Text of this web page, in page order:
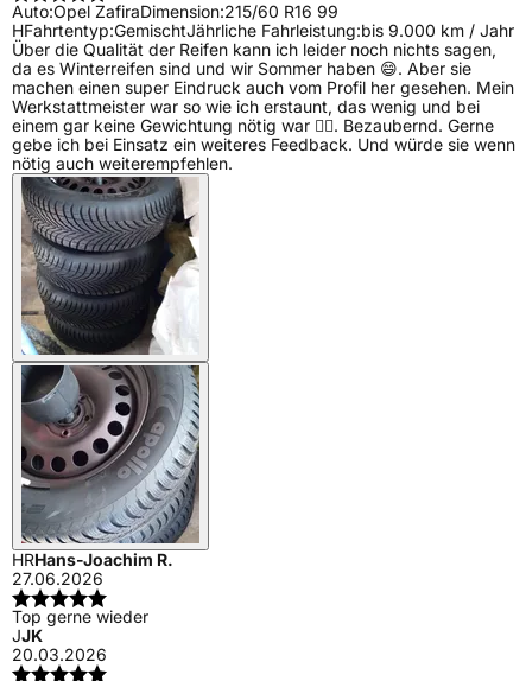
Auto:Opel ZafiraDimension:215/60 R16 99
HFahrtentyp:GemischtJährliche Fahrleistung:bis 9.000 km / Jahr
Über die Qualität der Reifen kann ich leider noch nichts sagen,
da es Winterreifen sind und wir Sommer haben 😄. Aber sie
machen einen super Eindruck auch vom Profil her gesehen. Mein
Werkstattmeister war so wie ich erstaunt, das wenig und bei
einem gar keine Gewichtung nötig war 👍🏼. Bezaubernd. Gerne
gebe ich bei Einsatz ein weiteres Feedback. Und würde sie wenn
nötig auch weiterempfehlen.
HRHans-Joachim R.
27.06.2026
Top gerne wieder
JJK
20.03.2026